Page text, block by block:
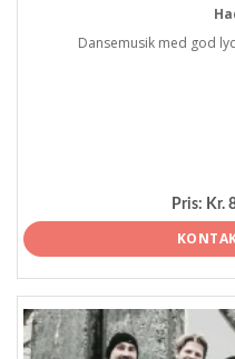
Dansemusik med god
Pris: Kr.